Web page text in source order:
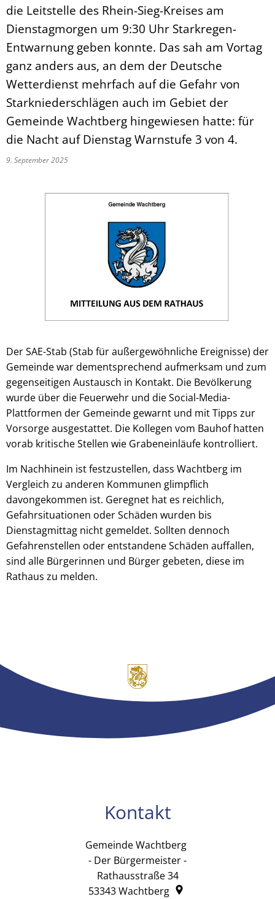
die Leitstelle des Rhein-Sieg-Kreises am
Dienstagmorgen um 9:30 Uhr Starkregen-
Entwarnung geben konnte. Das sah am Vortag
ganz anders aus, an dem der Deutsche
Wetterdienst mehrfach auf die Gefahr von
Starkniederschlägen auch im Gebiet der
Gemeinde Wachtberg hingewiesen hatte: für
die Nacht auf Dienstag Warnstufe 3 von 4.
9. September 2025
Der SAE-Stab (Stab für außergewöhnliche Ereignisse) der
Gemeinde war dementsprechend aufmerksam und zum
gegenseitigen Austausch in Kontakt. Die Bevölkerung
wurde über die Feuerwehr und die Social-Media-
Plattformen der Gemeinde gewarnt und mit Tipps zur
Vorsorge ausgestattet. Die Kollegen vom Bauhof hatten
vorab kritische Stellen wie Grabeneinläufe kontrolliert.
Im Nachhinein ist festzustellen, dass Wachtberg im
Vergleich zu anderen Kommunen glimpflich
davongekommen ist. Geregnet hat es reichlich,
Gefahrsituationen oder Schäden wurden bis
Dienstagmittag nicht gemeldet. Sollten dennoch
Gefahrenstellen oder entstandene Schäden auffallen,
sind alle Bürgerinnen und Bürger gebeten, diese im
Rathaus zu melden.
Kontakt
Gemeinde Wachtberg
- Der Bürgermeister -
Rathausstraße 34
53343Wachtberg